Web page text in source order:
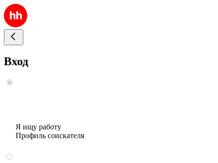
Вход
Я ищу работу
Профиль соискателя